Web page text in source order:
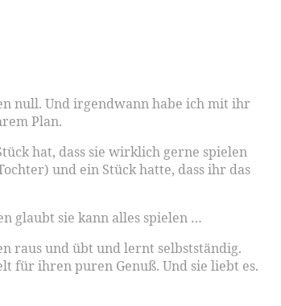
null. Und irgendwann habe ich mit ihr
Plan.
hat, dass sie wirklich gerne spielen
und ein Stück hatte, dass ihr das
glaubt sie kann alles spielen …
raus und übt und lernt selbstständig.
für ihren puren Genuß. Und sie liebt es.